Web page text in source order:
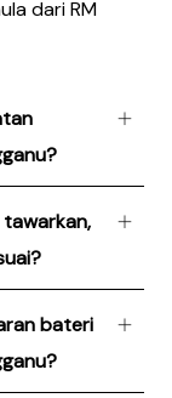
dari RM
bateri